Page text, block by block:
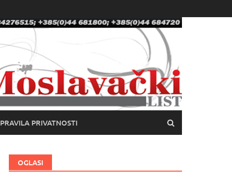
PRAVILA PRIVATNOSTI
OGLASI